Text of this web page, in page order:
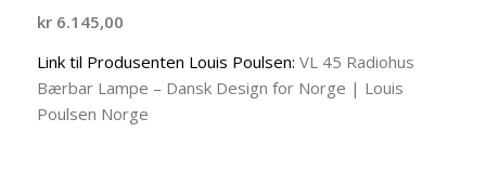
kr6.145,00
Link til Produsenten Louis Poulsen: VL 45 Radiohus
Bærbar Lampe – Dansk Design for Norge | Louis
Poulsen Norge